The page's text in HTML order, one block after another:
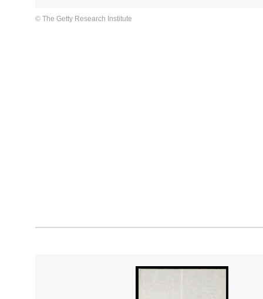
© The Getty Research Institute